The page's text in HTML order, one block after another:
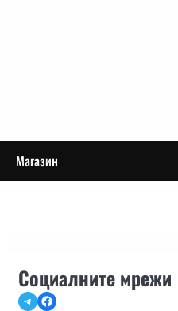
Магазин
Социалните мрежи
TelegramFacebook